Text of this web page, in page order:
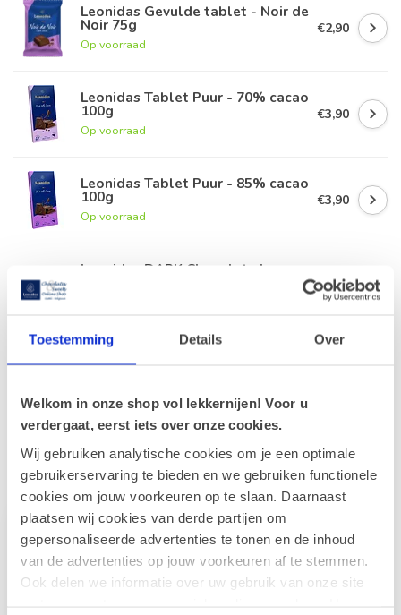
Toestemming Details Over
Welkom in onze shop vol lekkernijen! Voor u
verdergaat, eerst iets over onze cookies.
Wij gebruiken analytische cookies om je een optimale
gebruikerservaring te bieden en we gebruiken functionele
cookies om jouw voorkeuren op te slaan. Daarnaast
plaatsen wij cookies van derde partijen om
gepersonaliseerde advertenties te tonen en de inhoud
van de advertenties op jouw voorkeuren af te stemmen.
Ook delen we informatie over uw gebruik van onze site
Leonidas Gevulde tablet - Noir de
Noir 75g
Op voorraad
€2,90
Leonidas Tablet Puur - 70% cacao
100g
Op voorraad
€3,90
Leonidas Tablet Puur - 85% cacao
100g
Op voorraad
€3,90
Leonidas DARK Chocolate lovers
€34,90
Leonidas Hazelnootpasta 300g
Recent bekeken